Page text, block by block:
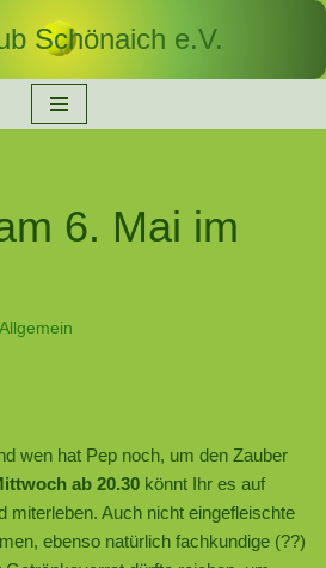
Schönaich e.V.
6. Mai im
Allgemein
wen hat Pep noch, um den Zauber
ab 20.30 könnt Ihr es auf
miterleben. Auch nicht eingefleischte
ebenso natürlich fachkundige (??)